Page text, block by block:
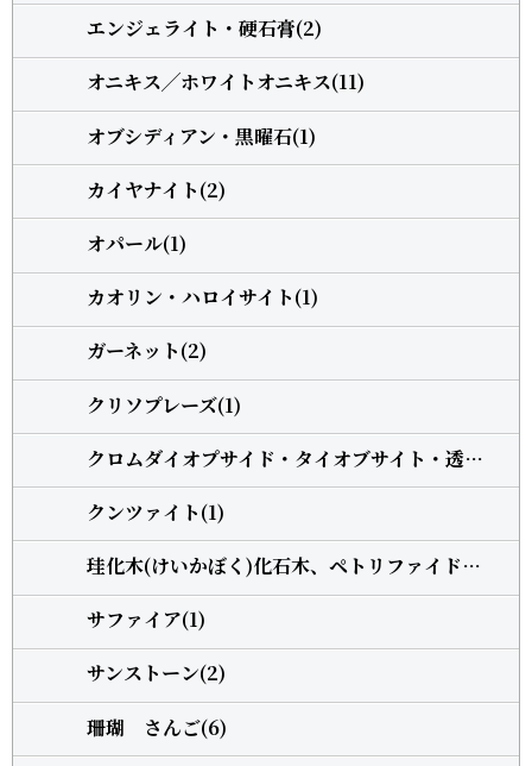
エンジェライト・硬石膏(2)
オニキス╱ホワイトオニキス(11)
オブシディアン・黒曜石(1)
カイヤナイト(2)
オパール(1)
カオリン・ハロイサイト(1)
ガーネット(2)
クリソプレーズ(1)
クロムダイオプサイド・タイオブサイト・透輝石(1)
クンツァイト(1)
珪化木(けいかぼく)化石木、ペトリファイドウッド(1)
サファイア(1)
サンストーン(2)
珊瑚 さんご(6)